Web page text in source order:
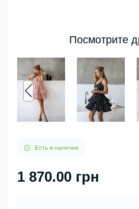
Посмотрите
Есть в наличии
1 870.00 грн